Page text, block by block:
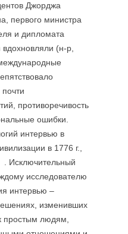
Джорджа
первого министра
и дипломата
(н-р,
противоречивость
ошибки.
интервью в
в 1776 г.,
Исключительный
исследователю
интервью –
изменивших
простым людям,